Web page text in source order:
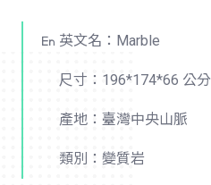
英文名：Marble
尺寸：196*174*66 公分
產地：臺灣中央山脈
類別：變質岩